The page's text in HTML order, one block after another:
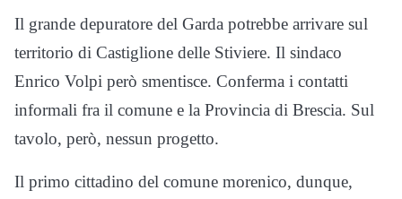
Il grande depuratore del Garda potrebbe arrivare sul
territorio di Castiglione delle Stiviere. Il sindaco
Enrico Volpi però smentisce. Conferma i contatti
informali fra il comune e la Provincia di Brescia. Sul
tavolo, però, nessun progetto.
Il primo cittadino del comune morenico, dunque,